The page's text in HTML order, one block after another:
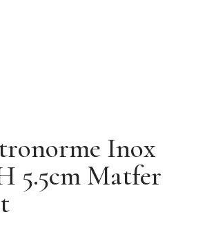
Inox
5.5cm Matfer